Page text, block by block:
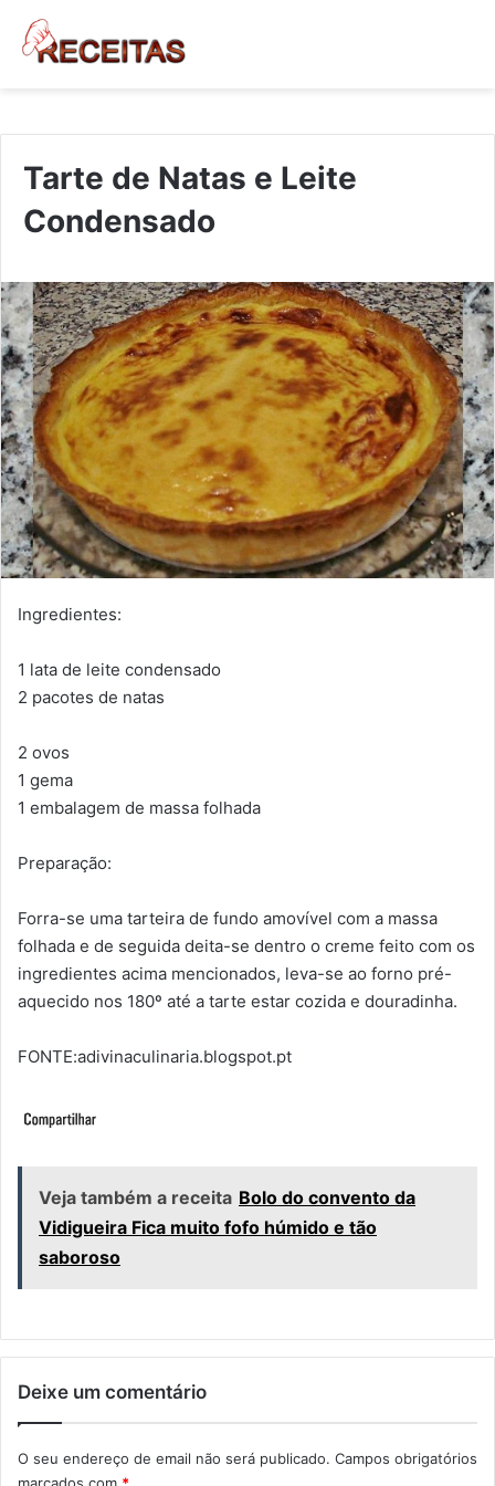
Tarte de Natas e Leite
Condensado
Ingredientes:
1 lata de leite condensado
2 pacotes de natas
2 ovos
1 gema
1 embalagem de massa folhada
Preparação:
Forra-se uma tarteira de fundo amovível com a massa
folhada e de seguida deita-se dentro o creme feito com os
ingredientes acima mencionados, leva-se ao forno pré-
aquecido nos 180º até a tarte estar cozida e douradinha.
FONTE:adivinaculinaria.blogspot.pt
Veja também a receita Bolo do convento da
Vidigueira Fica muito fofo húmido e tão
saboroso
Deixe um comentário
O seu endereço de email não será publicado. Campos obrigatórios